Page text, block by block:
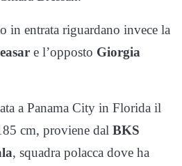
in entrata riguardano invece la
e l’opposto Giorgia
a Panama City in Florida il
cm, proviene dal BKS
, squadra polacca dove ha